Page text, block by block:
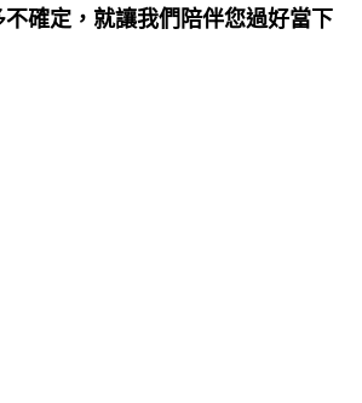
確定，就讓我們陪伴您過好當下